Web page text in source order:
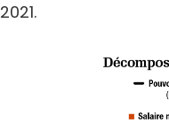
2021.